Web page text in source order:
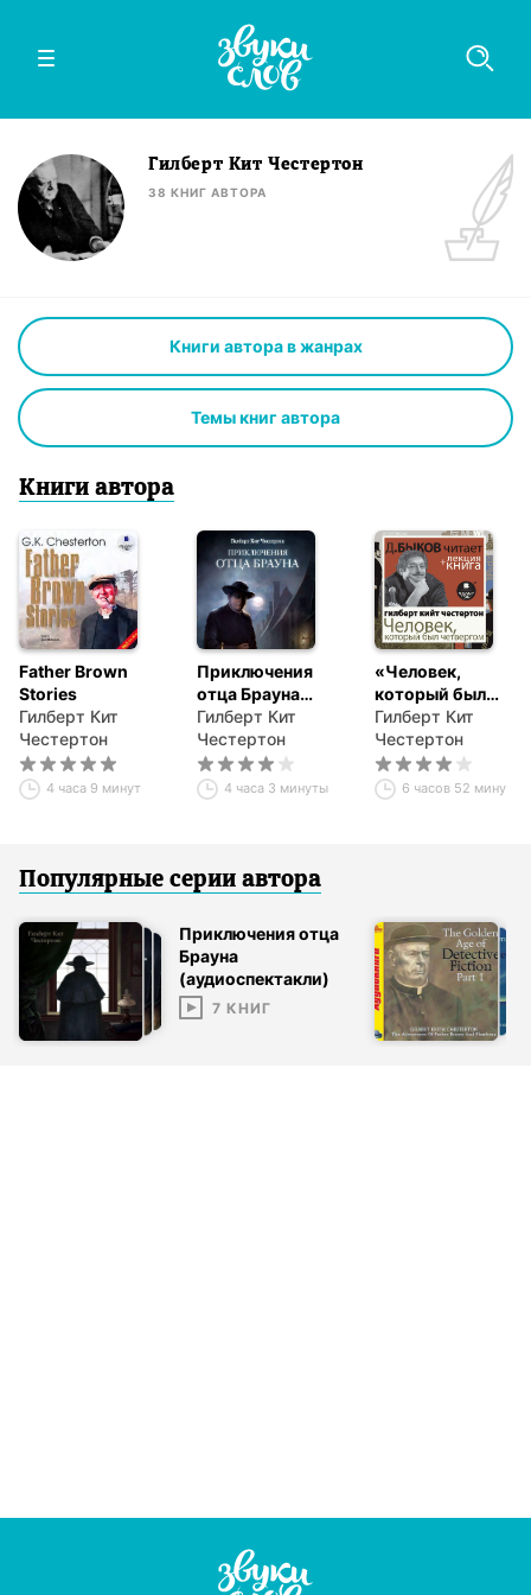
Гилберт Кит Честертон
38 КНИГ АВТОРА
Книги автора в жанрах
Темы книг автора
Книги автора
Father Brown
Stories
Гилберт Кит
Честертон
4 часа 9 минут
Приключения
отца Брауна
(сборник 6
спектаклей)
Гилберт Кит
Честертон
4 часа 3 минуты
«Человек,
который был
Четвергом» +
Книга о ней
Гилберт Кит
Честертон
6 часов 52 минуты
Популярные серии автора
Приключения отца
Брауна
(аудиоспектакли)
7 КНИГ